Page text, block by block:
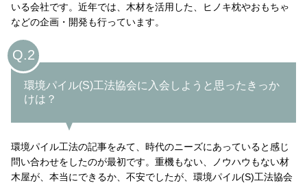
いる会社です。近年では、木材を活用した、ヒノキ枕やおもちゃ
などの企画・開発も行っています。
Q.2
環境パイル(S)工法協会に入会しようと思ったきっか
けは？
環境パイル工法の記事をみて、時代のニーズにあっていると感じ
問い合わせをしたのが最初です。重機もない、ノウハウもない材
木屋が、本当にできるか、不安でしたが、環境パイル(S)工法協会